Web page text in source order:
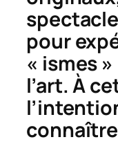
pour
« ismes
l’art. À